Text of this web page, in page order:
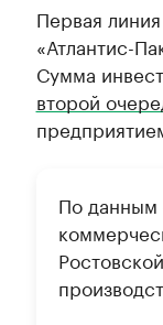
Первая
«Атлантис-
Сумма
второй
По